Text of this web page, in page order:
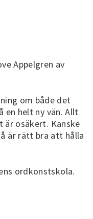
Appelgren av
om både det
helt ny vän. Allt
är osäkert. Kanske
är rätt bra att hålla
ordkonstskola.